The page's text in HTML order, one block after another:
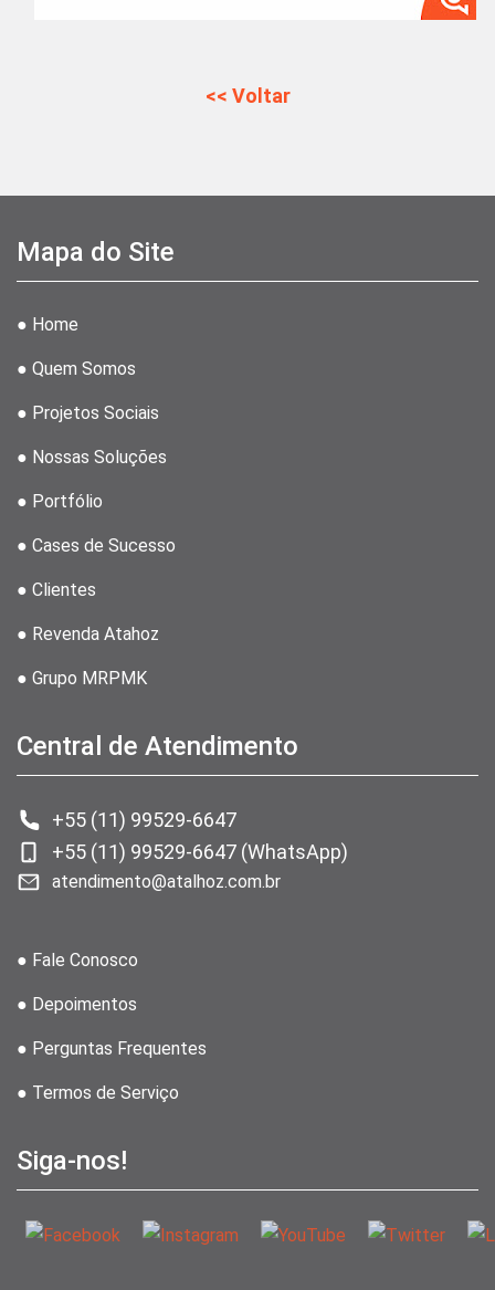
<< Voltar
Mapa do Site
● Home
● Quem Somos
● Projetos Sociais
● Nossas Soluções
● Portfólio
● Cases de Sucesso
● Clientes
● Revenda Atahoz
● Grupo MRPMK
Central de Atendimento
+55 (11) 99529-6647
+55 (11) 99529-6647 (WhatsApp)
atendimento@atalhoz.com.br
● Fale Conosco
● Depoimentos
● Perguntas Frequentes
● Termos de Serviço
Siga-nos!